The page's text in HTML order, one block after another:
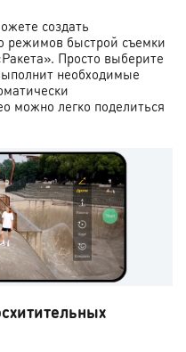
создать
режимов быстрой съемки
Просто выберите
необходимые
можно легко поделиться